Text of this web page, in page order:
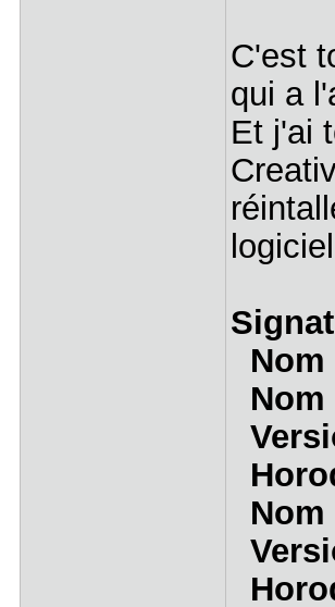
C'est
qui a
Et j'ai
Nom